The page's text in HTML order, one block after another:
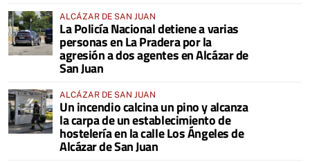
ALCÁZAR DE SAN JUAN
La Policía Nacional detiene a varias
personas en La Pradera por la
agresión a dos agentes en Alcázar de
San Juan
ALCÁZAR DE SAN JUAN
Un incendio calcina un pino y alcanza
la carpa de un establecimiento de
hostelería en la calle Los Ángeles de
Alcázar de San Juan